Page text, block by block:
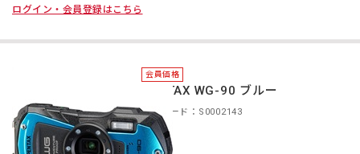
ログイン・会員登録はこちら
会員価格
PENTAX WG-90 ブルー
商品コード：S0002143